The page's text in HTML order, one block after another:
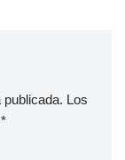
Los
*